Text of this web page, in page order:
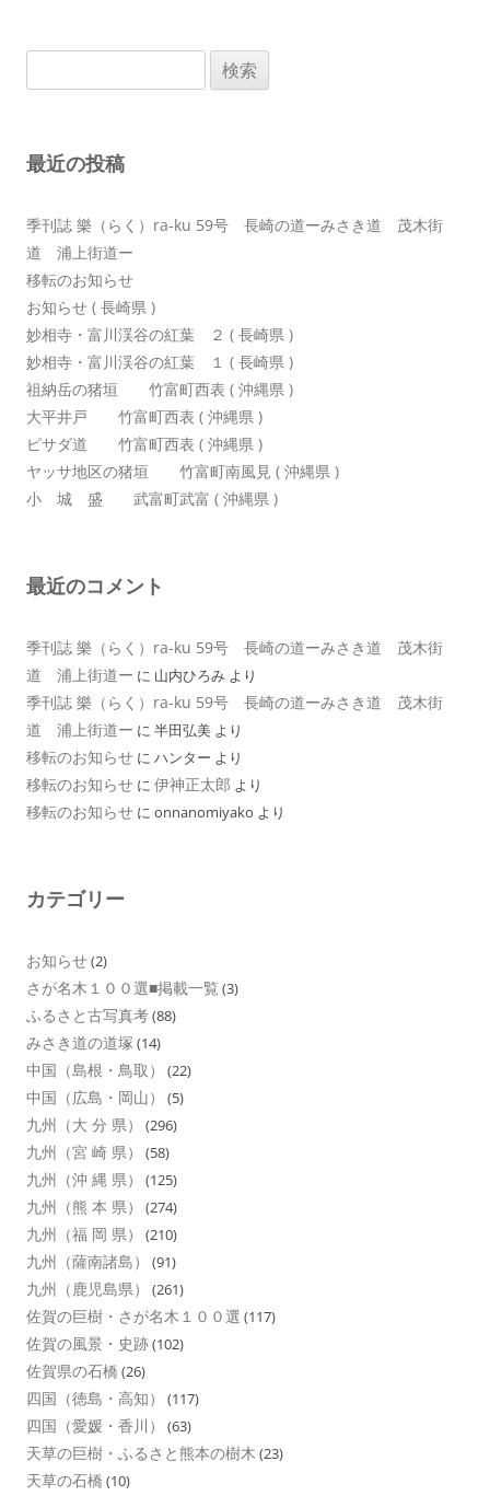
ョ
索:
最近の投稿
季刊誌 樂（らく）ra-ku 59号 長崎の道ーみさき道 茂木街
道 浦上街道ー
移転のお知らせ
お知らせ ( 長崎県 )
妙相寺・富川渓谷の紅葉 ２ ( 長崎県 )
妙相寺・富川渓谷の紅葉 １ ( 長崎県 )
祖納岳の猪垣 竹富町西表 ( 沖縄県 )
大平井戸 竹富町西表 ( 沖縄県 )
ピサダ道 竹富町西表 ( 沖縄県 )
ヤッサ地区の猪垣 竹富町南風見 ( 沖縄県 )
小 城 盛 武富町武富 ( 沖縄県 )
最近のコメント
季刊誌 樂（らく）ra-ku 59号 長崎の道ーみさき道 茂木街
道 浦上街道ー に 山内ひろみ より
季刊誌 樂（らく）ra-ku 59号 長崎の道ーみさき道 茂木街
道 浦上街道ー に 半田弘美 より
移転のお知らせ に ハンター より
移転のお知らせ に 伊神正太郎 より
移転のお知らせ に onnanomiyako より
カテゴリー
お知らせ(2)
さが名木１００選■掲載一覧 (3)
ふるさと古写真考(88)
みさき道の道塚 (14)
中国（島根・鳥取） (22)
中国（広島・岡山） (5)
九州（大 分 県） (296)
九州（宮 崎 県） (58)
九州（沖 縄 県） (125)
九州（熊 本 県） (274)
九州（福 岡 県） (210)
九州（薩南諸島） (91)
九州（鹿児島県） (261)
佐賀の巨樹・さが名木１００選 (117)
佐賀の風景・史跡(102)
佐賀県の石橋 (26)
四国（徳島・高知） (117)
四国（愛媛・香川） (63)
天草の巨樹・ふるさと熊本の樹木 (23)
天草の石橋 (10)